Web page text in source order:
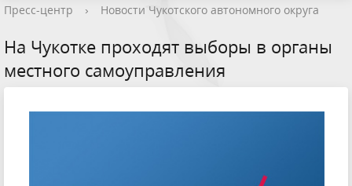
Пресс-центр › Новости Чукотского автономного округа
На Чукотке проходят выборы в органы
местного самоуправления